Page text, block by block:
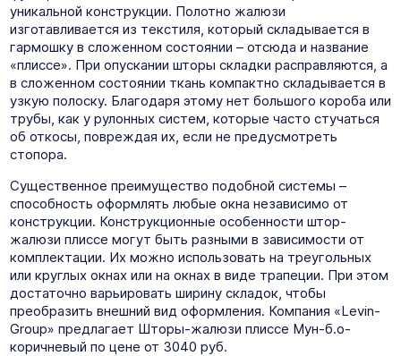
уникальной конструкции. Полотно жалюзи
изготавливается из текстиля, который складывается в
гармошку в сложенном состоянии – отсюда и название
«плиссе». При опускании шторы складки расправляются, а
в сложенном состоянии ткань компактно складывается в
узкую полоску. Благодаря этому нет большого короба или
трубы, как у рулонных систем, которые часто стучаться
об откосы, повреждая их, если не предусмотреть
стопора.
Существенное преимущество подобной системы –
способность оформлять любые окна независимо от
конструкции. Конструкционные особенности штор-
жалюзи плиссе могут быть разными в зависимости от
комплектации. Их можно использовать на треугольных
или круглых окнах или на окнах в виде трапеции. При этом
достаточно варьировать ширину складок, чтобы
преобразить внешний вид оформления. Компания «Levin-
Group» предлагает Шторы-жалюзи плиссе Мун-б.о-
коричневый по цене от 3040 руб.